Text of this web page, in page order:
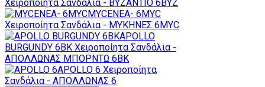
Χειροποίητα Σανδάλια - ΒΥΖΑΝΤΙΟ 6BYZ
MYCENEA- 6MYC
Χειροποίητα Σανδάλια - ΜΥΚΗΝΕΣ 6MYC
APOLLO
BURGUNDY 6BK Χειροποίητα Σανδάλια -
ΑΠΟΛΛΩΝΑΣ ΜΠΟΡΝΤΩ 6BK
APOLLO 6 Χειροποίητα
Σανδάλια - ΑΠΟΛΛΩΝΑΣ 6